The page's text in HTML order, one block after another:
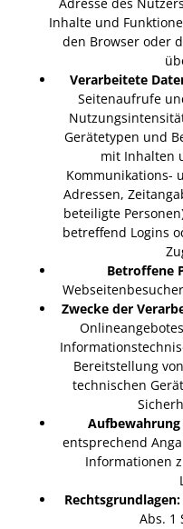
Inhalte und
den Browser oder
Verarbeitete
Seitenaufrufe
Gerätetypen und
mit Inhalten
Kommunikations-
Adressen,
beteiligte
betreffend Logins
Betroffene
Zwecke der
Bereitstellung
technischen
entsprechend
Informationen
Rechtsgrundlagen:
Abs. 1